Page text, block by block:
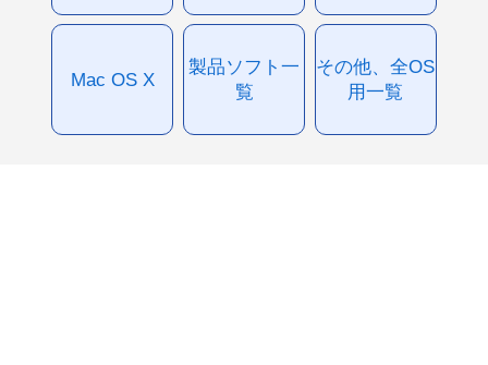
Mac OS X
製品ソフト一
覧
その他、全OS
用一覧